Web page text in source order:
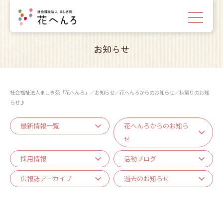
お知らせ
社会福祉法人ましき苑「花へんろ」 ／お知らせ／花へんろからのお知らせ／秋祭りのお知
らせ♪
最新情報一覧
花へんろからのお知ら
せ
採用情報 活動ブログ
広報誌アーカイブ 過去のお知らせ